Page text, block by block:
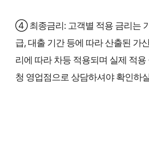
④ 최종금리: 고객별 적용 금리는
급, 대출 기간 등에 따라 산출된 가
리에 따라 차등 적용되며 실제 적용
청 영업점으로 상담하셔야 확인하